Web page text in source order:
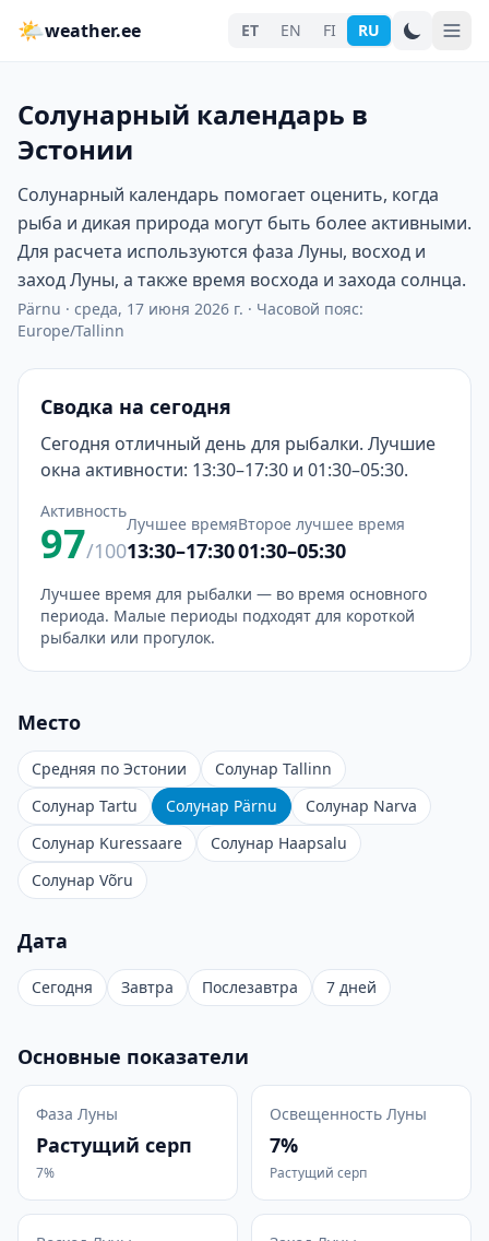
🌤weather.ee ET EN FI RU
Солунарный календарь в
Эстонии
Солунарный календарь помогает оценить, когда
рыба и дикая природа могут быть более активными.
Для расчета используются фаза Луны, восход и
заход Луны, а также время восхода и захода солнца.
Pärnu · среда, 17 июня 2026 г. · Часовой пояс:
Europe/Tallinn
Сводка на сегодня
Сегодня отличный день для рыбалки. Лучшие
окна активности: 13:30–17:30 и 01:30–05:30.
Активность
97/100
Лучшее время
13:30–17:30
Второе лучшее время
01:30–05:30
Лучшее время для рыбалки — во время основного
периода. Малые периоды подходят для короткой
рыбалки или прогулок.
Место
Средняя по Эстонии
Солунар Tallinn
Солунар Tartu
Солунар Pärnu
Солунар Narva
Солунар Kuressaare
Солунар Haapsalu
Солунар Võru
Дата
Сегодня Завтра Послезавтра 7 дней
Основные показатели
Фаза Луны
Растущий серп
7%
Освещенность Луны
7%
Растущий серп